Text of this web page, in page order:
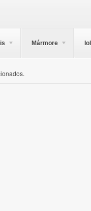
Mármore